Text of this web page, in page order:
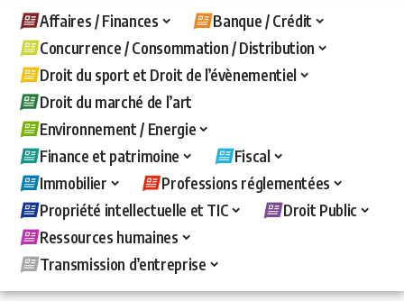
Affaires / Finances
Banque / Crédit
Concurrence / Consommation / Distribution
Droit du sport et Droit de l’évènementiel
Droit du marché de l’art
Environnement / Energie
Finance et patrimoine
Fiscal
Immobilier
Professions réglementées
Propriété intellectuelle et TIC
Droit Public
Ressources humaines
Transmission d’entreprise